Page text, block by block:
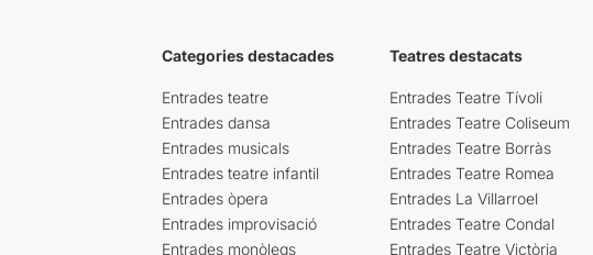
Categories destacades
Entrades teatre
Entrades dansa
Entrades musicals
Entrades teatre infantil
Entrades òpera
Entrades improvisació
Entrades monòlegs
Teatres destacats
Entrades Teatre Tívoli
Entrades Teatre Coliseum
Entrades Teatre Borràs
Entrades Teatre Romea
Entrades La Villarroel
Entrades Teatre Condal
Entrades Teatre Victòria